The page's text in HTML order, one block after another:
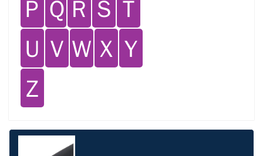
Ｐ Ｑ Ｒ Ｓ Ｔ
Ｕ Ｖ Ｗ Ｘ Ｙ
Ｚ